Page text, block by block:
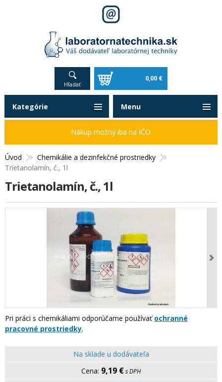
Hľadať
0,00 €
Úvod
Chemikálie a dezinfekčné prostriedky
Trietanolamín, č., 1l
Trietanolamín, č., 1l
Pri práci s chemikáliami odporúčame používaťochranné
pracovné prostriedky.
Na sklade u dodávateľa
9,19 €s DPH
Kategórie
Nákup možný iba na IČO
Menu